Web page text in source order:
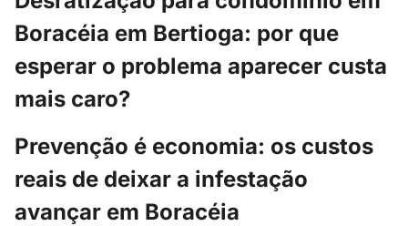
Boracéia em Bertioga: por que
esperar o problema aparecer custa
mais caro?
Prevenção é economia: os custos
reais de deixar a infestação
avançar em Boracéia